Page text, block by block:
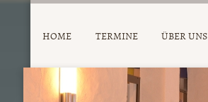
HOME TERMINE ÜBER UNS